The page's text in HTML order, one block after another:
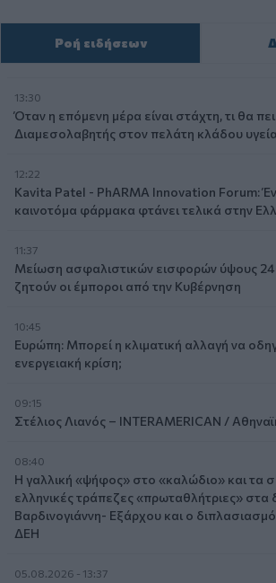
Ροή ειδήσεων
13:30
Όταν η επόμενη μέρα είναι στάχτη, τι θα
Διαμεσολαβητής στον πελάτη κλάδου
12:22
Kavita Patel - PhARMA Innovation Forum:
καινοτόμα φάρμακα φτάνει τελικά στην
11:37
Μείωση ασφαλιστικών εισφορών ύψους
ζητούν οι έμποροι από την Κυβέρνηση
10:45
Ευρώπη: Μπορεί η κλιματική αλλαγή να
ενεργειακή κρίση;
09:15
Στέλιος Λιανός – INTERAMERICAN /
08:40
Η γαλλική «ψήφος» στο «καλώδιο» και τα
ελληνικές τράπεζες «πρωταθλήτριες» στα
Βαρδινογιάννη- Εξάρχου και ο
ΔΕΗ
05.08.2026 - 13:37